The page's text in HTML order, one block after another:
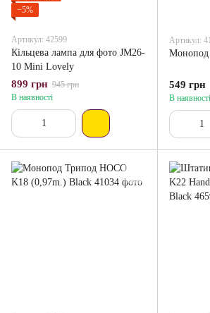
−5%
Артикул: 42599
Кільцева лампа для фото JM26-
10 Mini Lovely
899 грн 945 грн
В наявності
Артикул:
Монопод
549 грн
В наявності